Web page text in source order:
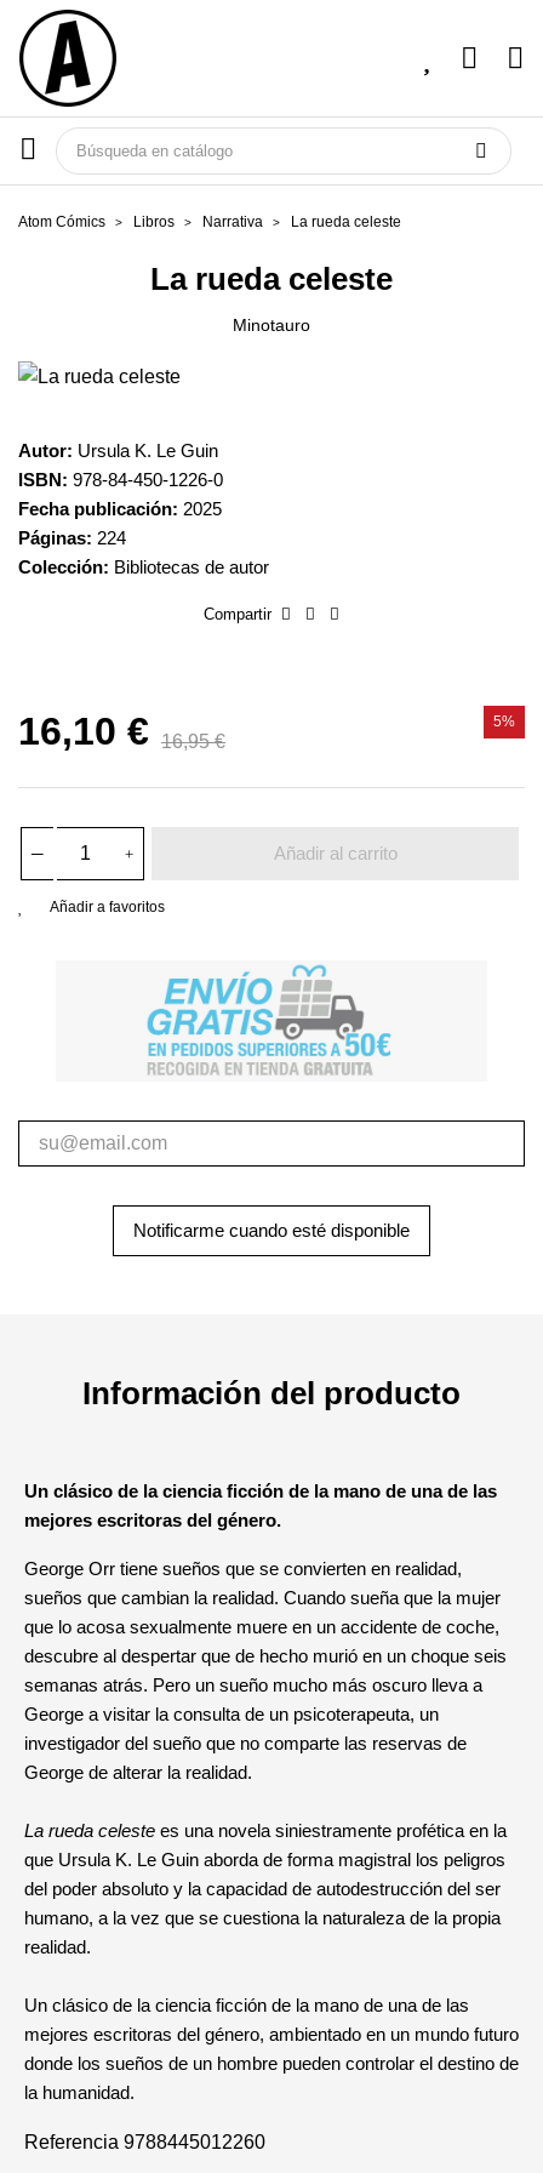
Atom Cómics Libros Narrativa La rueda celeste
La rueda celeste
Minotauro
Autor: Ursula K. Le Guin
ISBN: 978-84-450-1226-0
Fecha publicación: 2025
Páginas: 224
Colección: Bibliotecas de autor
Compartir
16,10 € 16,95 €
5%
Añadir al carrito
Añadir a favoritos
Notificarme cuando esté disponible
Información del producto
Un clásico de la ciencia ficción de la mano de una de las
mejores escritoras del género.
George Orr tiene sueños que se convierten en realidad,
sueños que cambian la realidad. Cuando sueña que la mujer
que lo acosa sexualmente muere en un accidente de coche,
descubre al despertar que de hecho murió en un choque seis
semanas atrás. Pero un sueño mucho más oscuro lleva a
George a visitar la consulta de un psicoterapeuta, un
investigador del sueño que no comparte las reservas de
George de alterar la realidad.
La rueda celeste es una novela siniestramente profética en la
que Ursula K. Le Guin aborda de forma magistral los peligros
del poder absoluto y la capacidad de autodestrucción del ser
humano, a la vez que se cuestiona la naturaleza de la propia
realidad.
Un clásico de la ciencia ficción de la mano de una de las
mejores escritoras del género, ambientado en un mundo futuro
donde los sueños de un hombre pueden controlar el destino de
la humanidad.
Referencia 9788445012260